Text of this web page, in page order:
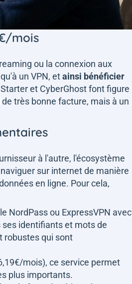
mois
ou la connexion aux
un VPN, etainsi bénéficier
et CyberGhost font figure
très bonne facture, mais à un
à l'autre, l'écosystème
sur internet de manière
en ligne. Pour cela,
NordPass ou ExpressVPN avec
identifiants et mots de
robustes qui sont
mois), ce service permet
plus importants.